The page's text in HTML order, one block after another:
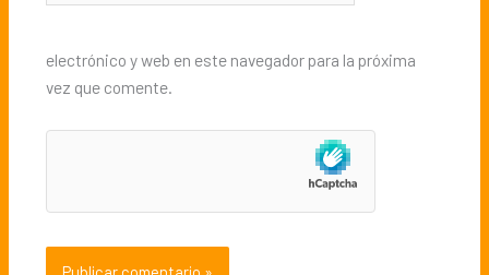
electrónico y web en este navegador para la próxima
vez que comente.